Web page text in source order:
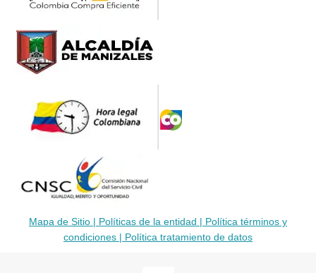
Mapa de Sitio | Políticas de la entidad |
Política términos y
condiciones |
Política tratamiento de datos